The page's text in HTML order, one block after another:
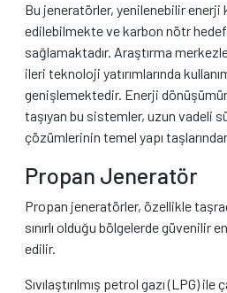
Bu jeneratörler, yenilenebilir enerji
edilebilmekte ve karbon nötr
sağlamaktadır. Araştırma
ileri teknoloji yatırımlarında
genişlemektedir. Enerji
taşıyan bu sistemler, uzun vadeli
çözümlerinin temel yapı
Propan Jeneratör
Propan jeneratörler, özellikle
sınırlı olduğu bölgelerde güvenilir
edilir.
Sıvılaştırılmış petrol gazı (LPG)